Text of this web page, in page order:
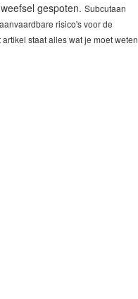
gespoten. Subcutaan
risico's voor de
artikel staat alles wat je moet weten